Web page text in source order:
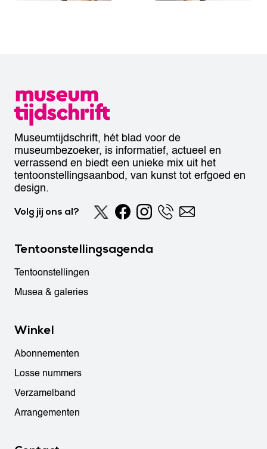
Museumtijdschrift, hét blad voor de
museumbezoeker, is informatief, actueel en
verrassend en biedt een unieke mix uit het
tentoonstellingsaanbod, van kunst tot erfgoed en
design.
Volg jij ons al?
Tentoonstellingsagenda
Tentoonstellingen
Musea & galeries
Winkel
Abonnementen
Losse nummers
Verzamelband
Arrangementen